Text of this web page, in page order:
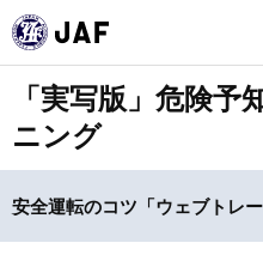
「実写版」危険予
ニング
安全運転のコツ「ウェブトレー